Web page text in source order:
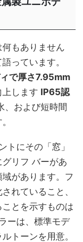
もありません
っています。
で厚さ7.95mm
します IP65認
、および短時間
トにその「窓」
リフ バーがあ
があります。フ
れていること、
とを示すものは
ーは、標準モデ
トーンを用意。